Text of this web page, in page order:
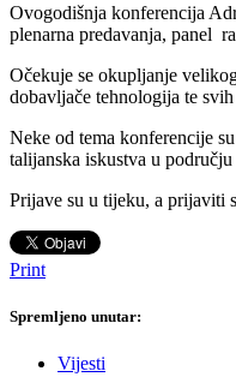
Ovogodišnja konferencija
plenarna predavanja, panel
Očekuje se okupljanje
dobavljače tehnologija te
Neke od tema konferencije
talijanska iskustva u
Prijave su u tijeku, a prijaviti
Print
Spremljeno unutar:
Vijesti